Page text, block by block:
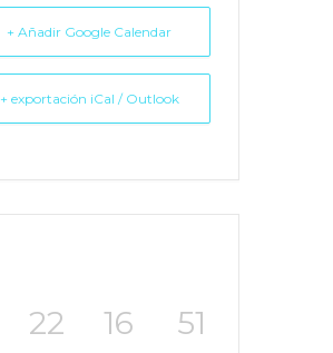
+ Añadir Google Calendar
+ exportación iCal / Outlook
22 16 51